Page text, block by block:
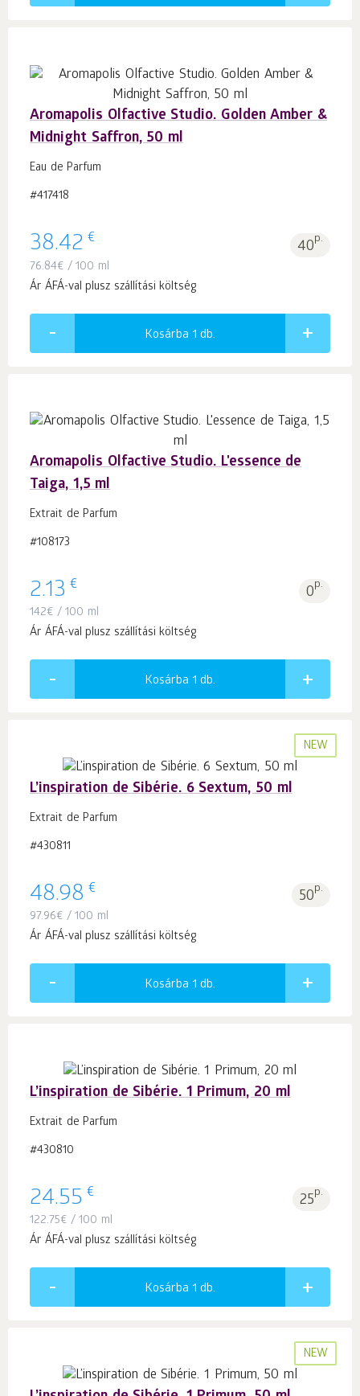
Aromapolis Olfactive Studio. Golden Amber &
Midnight Saffron, 50 ml
Eau de Parfum
#417418
38.42 € 40p.
76.84€ / 100 ml
Ár ÁFÁ-val plusz szállítási költség
Kosárba 1 db.
Aromapolis Olfactive Studio. L'essence de
Taiga, 1,5 ml
Extrait de Parfum
#108173
2.13 € 0p.
142€ / 100 ml
Ár ÁFÁ-val plusz szállítási költség
Kosárba 1 db.
NEW
L’inspiration de Sibérie. 6 Sextum, 50 ml
Extrait de Parfum
#430811
48.98 € 50p.
97.96€ / 100 ml
Ár ÁFÁ-val plusz szállítási költség
Kosárba 1 db.
L’inspiration de Sibérie. 1 Primum, 20 ml
Extrait de Parfum
#430810
24.55 € 25p.
122.75€ / 100 ml
Ár ÁFÁ-val plusz szállítási költség
Kosárba 1 db.
NEW